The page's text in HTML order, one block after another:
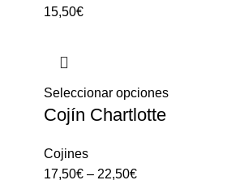
15,50€
Seleccionar opciones
Cojín Chartlotte
Cojines
17,50€ – 22,50€